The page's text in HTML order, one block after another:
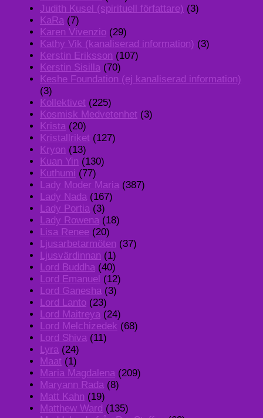
Judith Kusel (spirituell författare) (3)
KaRa (7)
Karen Vivenzio (29)
Kathy Vik (kanaliserad information) (3)
Kerstin Eriksson (107)
Kerstin Sisilla (70)
Keshe Foundation (ej kanaliserad information)
(3)
Kollektivet (225)
Kosmisk Medvetenhet (3)
Krista (20)
Kristallriket (127)
Kryon (13)
Kuan Yin (130)
Kuthumi (77)
Lady Moder Maria (387)
Lady Nada (167)
Lady Portia (3)
Lady Rowena (18)
Lisa Renee (20)
Ljusarbetarmöten (37)
Ljusvärdinnan (1)
Lord Buddha (40)
Lord Emanuel (12)
Lord Ganesha (3)
Lord Lanto (23)
Lord Maitreya (24)
Lord Melchizedek (68)
Lord Shiva (11)
Lyra (24)
Maat (1)
Maria Magdalena (209)
Maryann Rada (8)
Matt Kahn (19)
Matthew Ward (135)